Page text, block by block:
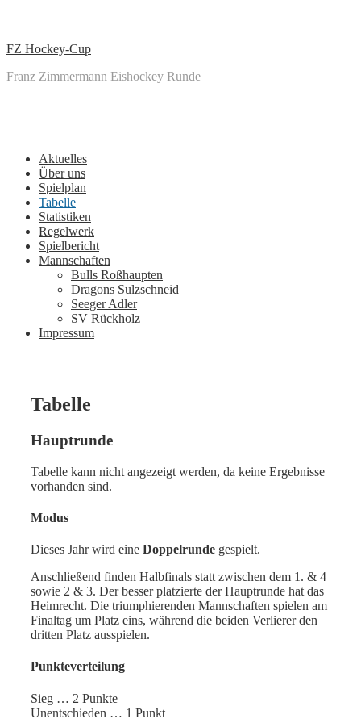
zentralen
Inhalt
FZ Hockey-Cup
Franz Zimmermann Eishockey Runde
Navigation
Aktuelles
Über uns
Spielplan
Tabelle
Statistiken
Regelwerk
Spielbericht
Mannschaften
Bulls Roßhaupten
Dragons Sulzschneid
Seeger Adler
SV Rückholz
Impressum
Tabelle
Hauptrunde
Tabelle kann nicht angezeigt werden, da keine Ergebnisse
vorhanden sind.
Modus
Dieses Jahr wird eine Doppelrunde gespielt.
Anschließend finden Halbfinals statt zwischen dem 1. & 4
sowie 2 & 3. Der besser platzierte der Hauptrunde hat das
Heimrecht. Die triumphierenden Mannschaften spielen am
Finaltag um Platz eins, während die beiden Verlierer den
dritten Platz ausspielen.
Punkteverteilung
Sieg … 2 Punkte
Unentschieden … 1 Punkt